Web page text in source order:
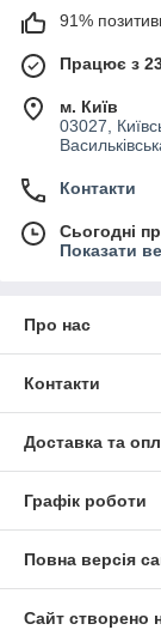
91%
Працює з
м. Київ
03027,
Контакти
Сьогодні
Показати
Про нас
Контакти
Доставка та
Графік роботи
Повна версія
Сайт створено